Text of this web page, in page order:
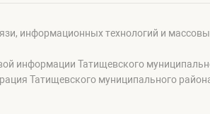
информационных технологий и
информации Татищевского
Татищевского муниципального